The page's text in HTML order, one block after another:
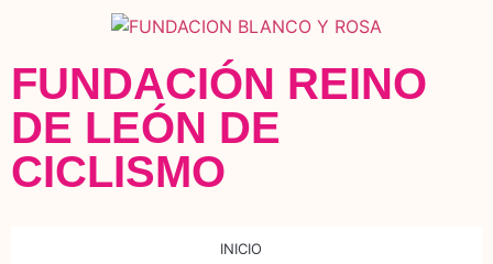
FUNDACIÓN REINO
DE LEÓN DE
CICLISMO
INICIO